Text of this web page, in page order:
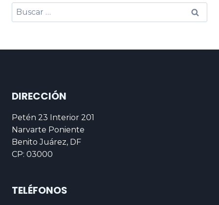
DIRECCIÓN
Petén 23 Interior 201
Narvarte Poniente
Benito Juárez, DF
CP: 03000
TELÉFONOS